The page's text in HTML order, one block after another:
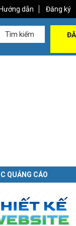
Hướng dẫn Đăng ký
Tìm kiếm
QUẢNG CÁO